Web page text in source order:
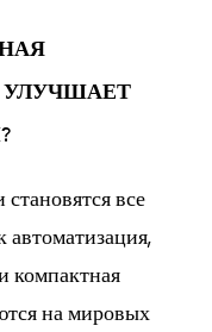
УЛУЧШАЕТ
все
компактная
на мировых